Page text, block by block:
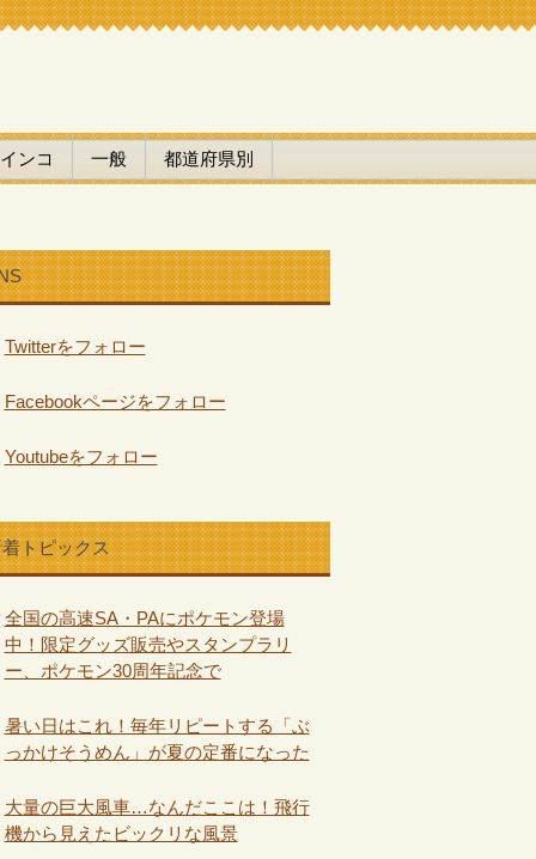
ンコ 一般 都道府県別
Twitterをフォロー
Facebookページをフォロー
Youtubeをフォロー
トピックス
全国の高速SA・PAにポケモン登場
中！限定グッズ販売やスタンプラリ
ー、ポケモン30周年記念で
暑い日はこれ！毎年リピートする「ぶ
っかけそうめん」が夏の定番になった
大量の巨大風車…なんだここは！飛行
機から見えたビックリな風景